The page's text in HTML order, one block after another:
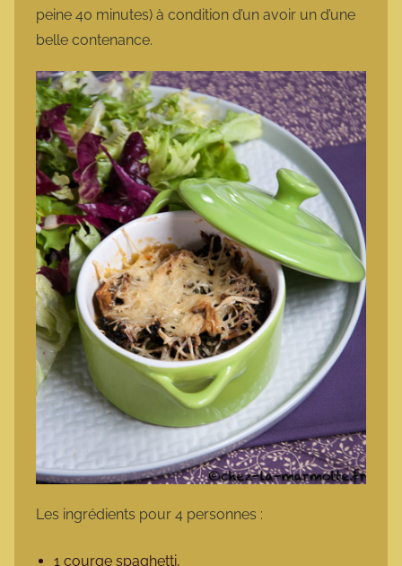
peine 40 minutes) à condition d’un avoir un d’une
belle contenance.
Les ingrédients pour 4 personnes :
1 courge spaghetti,